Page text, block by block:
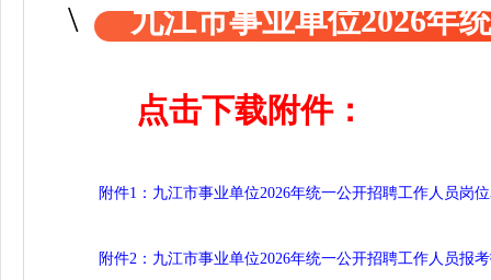
九江市事业单位2026年
点击下载附件：
附件1：九江市事业单位2026年统一公开招聘工作人员岗位
附件2：九江市事业单位2026年统一公开招聘工作人员报考